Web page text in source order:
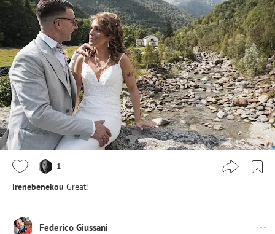
1
irenebenekou Great!
Federico Giussani